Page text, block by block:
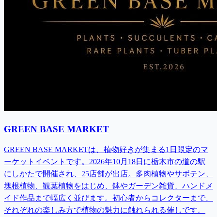
GREEN BASE MARKET
GREEN BASE MARKETは、植物好きが集まる1日限定のマ
ーケットイベントです。2026年10月18日に栃木市の道の駅
にしかたで開催され、25店舗が出店。多肉植物やサボテン、
塊根植物、観葉植物をはじめ、鉢やガーデン雑貨、ハンドメ
イド作品まで幅広く並びます。初心者からコレクターまで、
それぞれの楽しみ方で植物の魅力に触れられる催しです。